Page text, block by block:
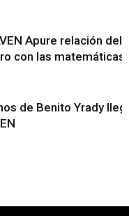
Apure relación del
con las matemáticas
de Benito Yrady